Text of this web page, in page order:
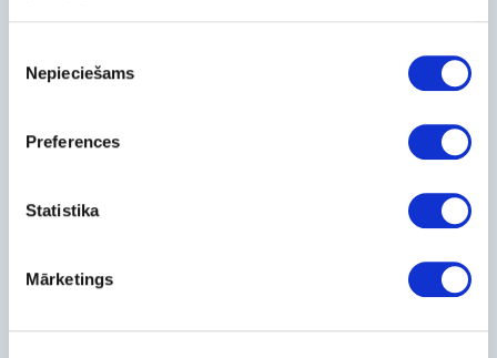
izvēle
Nepieciešams
Preferences
Statistika
Mārketings
+371-236-655-56
Call me back
About Us
Feedback
For Customers